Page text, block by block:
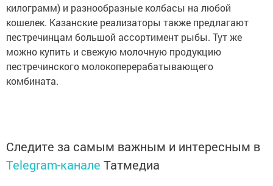
килограмм) и разнообразные колбасы на любой
кошелек. Казанские реализаторы также предлагают
пестречинцам большой ассортимент рыбы. Тут же
можно купить и свежую молочную продукцию
пестречинского молокоперерабатывающего
комбината.
Следите за самым важным и интересным в
Telegram-канале Татмедиа